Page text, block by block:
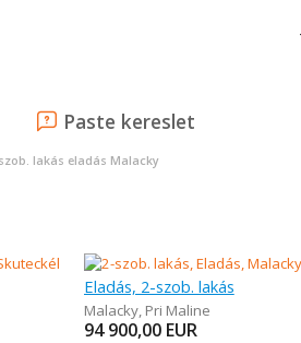
Paste kereslet
lakás eladás Malacky
Eladás, 2-szob. lakás
Malacky, Pri Maline
94 900,00 EUR